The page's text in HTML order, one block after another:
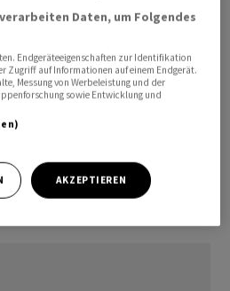
kosteten im März 2
Im Fünfjahresvergleich
Behandlungen um 13
Teuerung betroffen waren
von 1,4 Prozent.
die Teuerung mit 0,7 Prozent
Daten, um Folgendes
Endgeräteeigenschaften zur Identifikation
Zugriff auf Informationen auf einem Endgerät.
Messung von Werbeleistung und der
sowie Entwicklung und
AKZEPTIEREN